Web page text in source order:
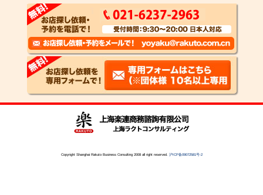
Copyright Shanghai Rakuto Business Consulting 2008 all right reserved. 沪ICP备09072581号-2